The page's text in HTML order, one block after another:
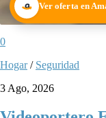
Ver oferta en
0
Hogar/ Seguridad
3 Ago, 2026